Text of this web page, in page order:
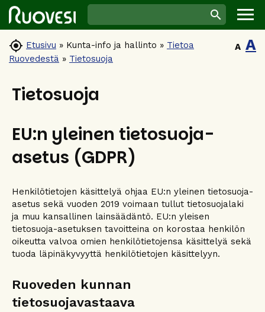
 Etusivu » Kunta-info ja hallinto » Tietoa
Ruovedestä » Tietosuoja
A A
Tietosuoja
EU:n yleinen tietosuoja-
asetus (GDPR)
Henkilötietojen käsittelyä ohjaa EU:n yleinen tietosuoja-
asetus sekä vuoden 2019 voimaan tullut tietosuojalaki
ja muu kansallinen lainsäädäntö. EU:n yleisen
tietosuoja-asetuksen tavoitteina on korostaa henkilön
oikeutta valvoa omien henkilötietojensa käsittelyä sekä
tuoda läpinäkyvyyttä henkilötietojen käsittelyyn.
Ruoveden kunnan
tietosuojavastaava